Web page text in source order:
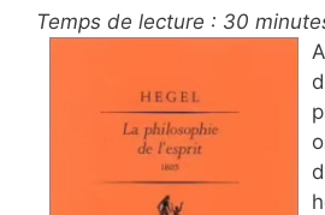
Temps de lecture : 30